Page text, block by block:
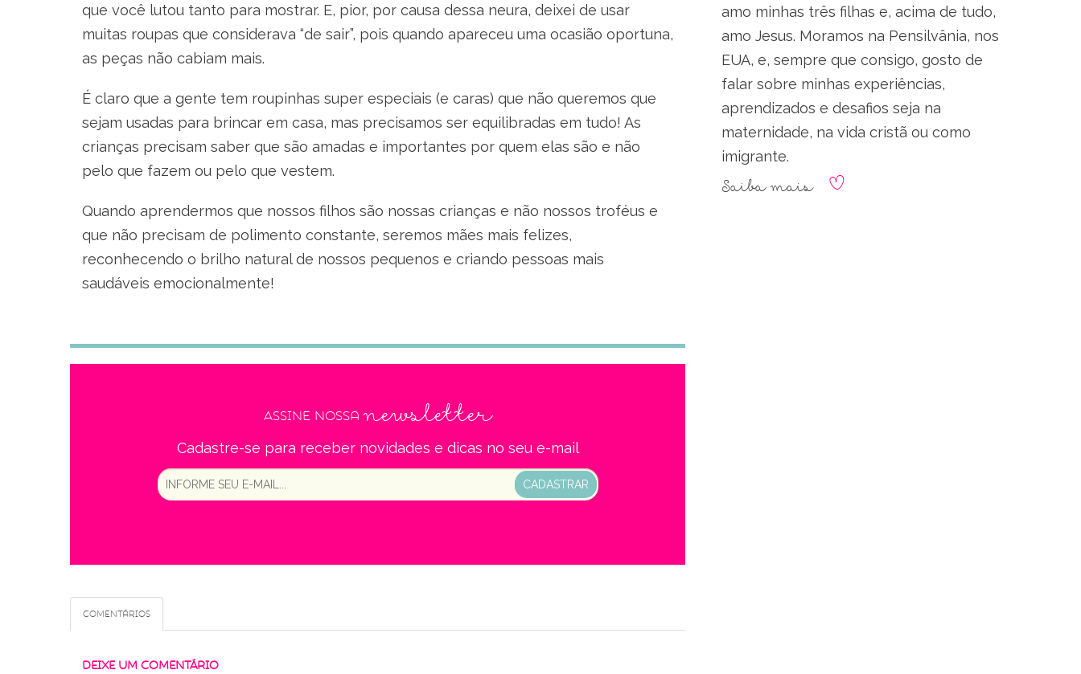
que você lutou tanto para mostrar. E, pior, por causa dessa neura, deixei de usar
muitas roupas que considerava “de sair”, pois quando apareceu uma ocasião oportuna,
as peças não cabiam mais.
É claro que a gente tem roupinhas super especiais (e caras) que não queremos que
sejam usadas para brincar em casa, mas precisamos ser equilibradas em tudo! As
crianças precisam saber que são amadas e importantes por quem elas são e não
pelo que fazem ou pelo que vestem.
Quando aprendermos que nossos filhos são nossas crianças e não nossos troféus e
que não precisam de polimento constante, seremos mães mais felizes,
reconhecendo o brilho natural de nossos pequenos e criando pessoas mais
saudáveis emocionalmente!
Assine nossanewsletter
Cadastre-se para receber novidades e dicas no seu e-mail
CADASTRAR
Comentários
DEIXE UM COMENTÁRIO
amo minhas três filhas e, acima de tudo,
amo Jesus. Moramos na Pensilvânia, nos
EUA, e, sempre que consigo, gosto de
falar sobre minhas experiências,
aprendizados e desafios seja na
maternidade, na vida cristã ou como
imigrante.
Saiba mais